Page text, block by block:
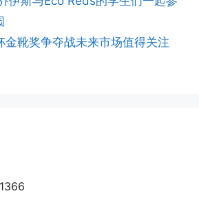
靴奖争夺战未来市场值得关注